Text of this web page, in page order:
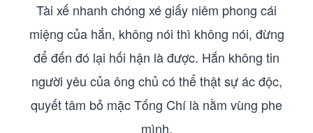
Tài xế nhanh chóng xé giấy niêm phong cái
miệng của hắn, không nói thì không nói, đừng
để đến đó lại hối hận là được. Hắn không tin
người yêu của ông chủ có thể thật sự ác độc,
quyết tâm bỏ mặc Tống Chí là nằm vùng phe
mình.